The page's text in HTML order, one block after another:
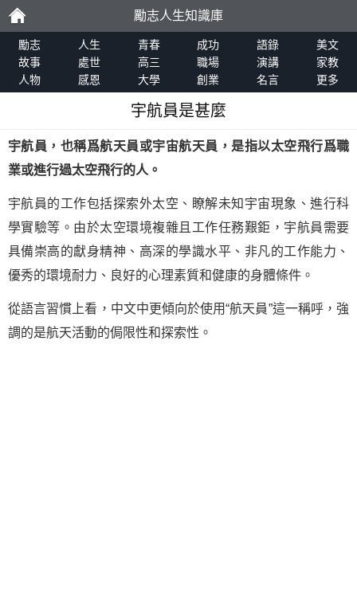
勵
志
勵志人生知識庫
勵志 人生 青春 成功 語錄
美文
故事
處世 高三 職場 演講
家教
人物
感恩 大學 創業 名言 更多
宇航員是甚麼
宇航員，也稱爲航天員或宇宙航天員，是指以太空飛行爲職
業或進行過太空飛行的人。
宇航員的工作包括探索外太空、瞭解未知宇宙現象、進行科
學實驗等。由於太空環境複雜且工作任務艱鉅，宇航員需要
具備崇高的獻身精神、高深的學識水平、非凡的工作能力、
優秀的環境耐力、良好的心理素質和健康的身體條件。
從語言習慣上看，中文中更傾向於使用“航天員”這一稱呼，強
調的是航天活動的侷限性和探索性。